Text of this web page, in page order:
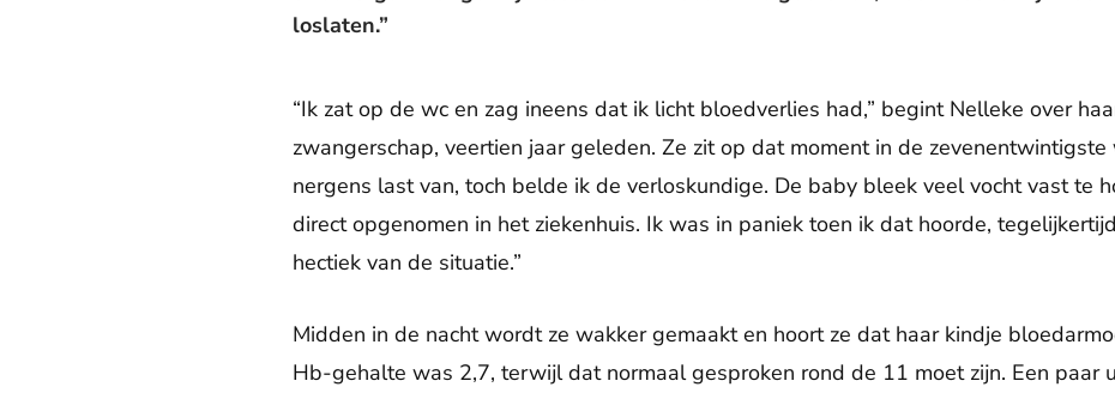
loslaten.”
“Ik zat op de wc en zag ineens dat ik licht bloedverlies had,” begint Nelleke over
zwangerschap, veertien jaar geleden. Ze zit op dat moment in de zevenentwintigste
nergens last van, toch belde ik de verloskundige. De baby bleek veel vocht vast te
direct opgenomen in het ziekenhuis. Ik was in paniek toen ik dat hoorde,
hectiek van de situatie.”
Midden in de nacht wordt ze wakker gemaakt en hoort ze dat haar kindje
Hb-gehalte was 2,7, terwijl dat normaal gesproken rond de 11 moet zijn. Een paar